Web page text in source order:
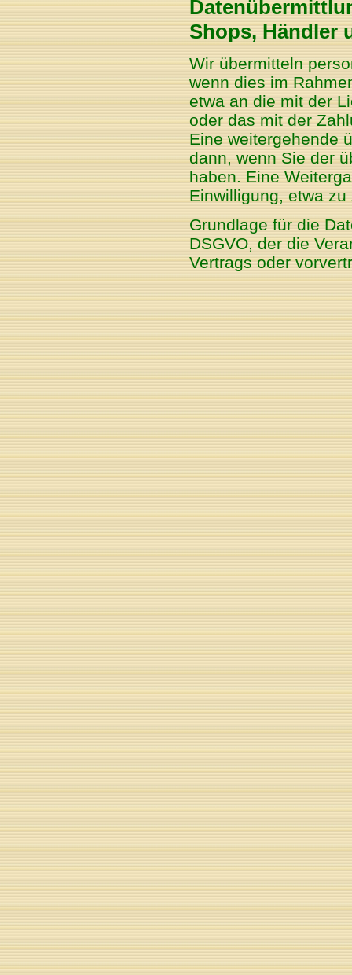
Shops, Händler
Wir übermitteln
wenn dies im
etwa an die mit der
oder das mit der
Eine weitergehende
dann, wenn Sie der
haben. Eine
Einwilligung, etwa
Grundlage für die
DSGVO, der die
Vertrags oder